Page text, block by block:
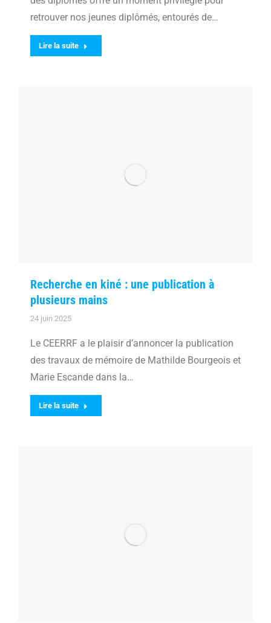
retrouver nos jeunes diplômés, entourés de…
Lire la suite
Recherche en kiné : une publication à
plusieurs mains
24 juin 2025
Le CEERRF a le plaisir d’annoncer la publication
des travaux de mémoire de Mathilde Bourgeois et
Marie Escande dans la…
Lire la suite